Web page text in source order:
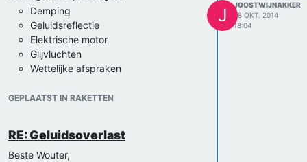
Demping
Geluidsreflectie
Elektrische motor
Glijvluchten
Wettelijke afspraken
De laatste drie zijn al in gebruik en de
informatie gevonden over de oplossingen.
Maar het is goed dat je zegt dat we met
GEPLAATST IN RAKETTEN
J
JOOSTWIJNAKKER
28 OKT. 2014
18:04
RE: Geluidsoverlast
Beste Wouter,